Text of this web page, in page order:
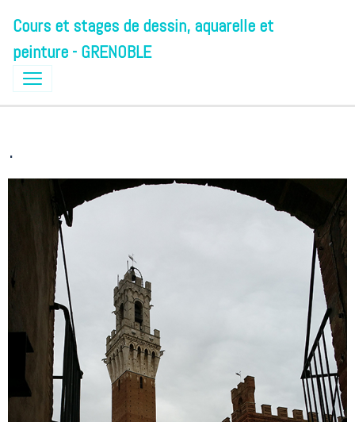
Cours et stages de dessin, aquarelle et
peinture - GRENOBLE
.